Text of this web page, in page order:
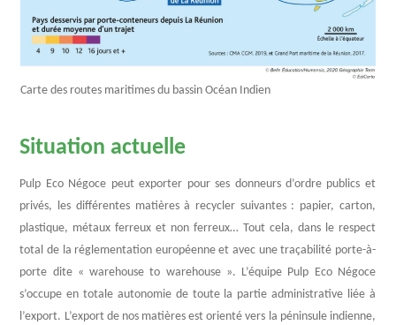
Carte des routes maritimes du bassin Océan Indien
Situation actuelle
Pulp Eco Négoce peut exporter pour ses donneurs d’ordre publics et
privés, les différentes matières à recycler suivantes : papier, carton,
plastique, métaux ferreux et non ferreux… Tout cela, dans le respect
total de la réglementation européenne et avec une traçabilité porte-à-
porte dite « warehouse to warehouse ». L’équipe Pulp Eco Négoce
s’occupe en totale autonomie de toute la partie administrative liée à
l’export. L’export de nos matières est orienté vers la péninsule indienne,